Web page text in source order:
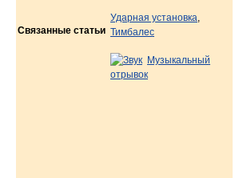
Связанные статьи
Ударная установка,
Тимбалес
Музыкальный
отрывок